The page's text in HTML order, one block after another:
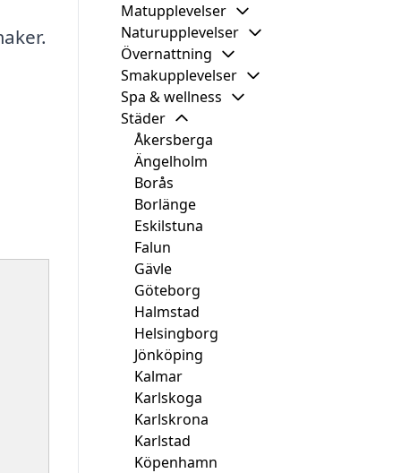
Matupplevelser
Naturupplevelser
Övernattning
Smakupplevelser
Spa & wellness
Städer
Åkersberga
Ängelholm
Borås
Borlänge
Eskilstuna
Falun
Gävle
Göteborg
Halmstad
Helsingborg
Jönköping
Kalmar
Karlskoga
Karlskrona
Karlstad
Köpenhamn